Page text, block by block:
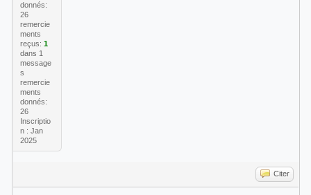
donnés:
26
remercie
ments
reçus: 1
dans 1
message
s
remercie
ments
donnés:
26
Inscriptio
n : Jan
2025
Citer